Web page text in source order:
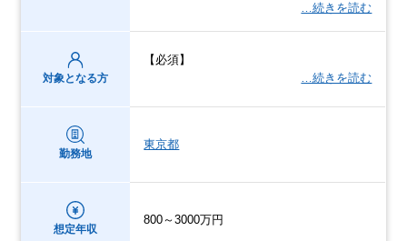
…続きを読む
対象となる方
【必須】
…続きを読む
勤務地
東京都
想定年収
800～3000万円